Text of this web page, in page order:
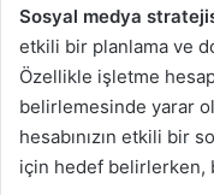
Sosyal medya
etkili bir planlama ve
Özellikle işletme
belirlemesinde yarar
hesabınızın etkili bir
için hedef belirlerken,